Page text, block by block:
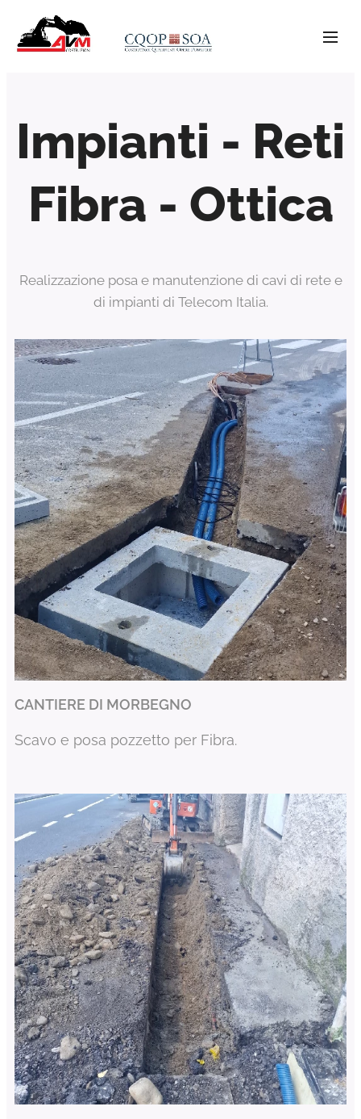
Impianti - Reti
Fibra - Ottica
Realizzazione posa e manutenzione di cavi di rete e
di impianti di Telecom Italia.
CANTIERE DI MORBEGNO
Scavo e posa pozzetto per Fibra.